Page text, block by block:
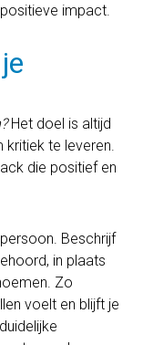
impact.
Het doel is altijd
te leveren.
die positief en
Beschrijf
in plaats
Zo
voelt en blijft je